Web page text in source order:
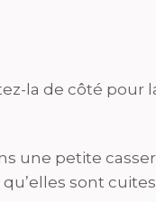
la de côté pour
une petite
sont